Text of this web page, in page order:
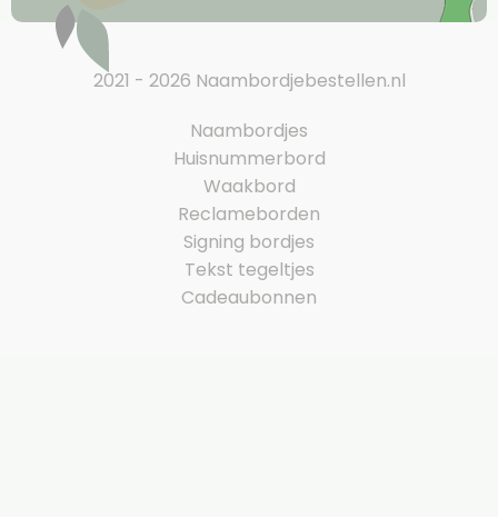
2021 - 2026 Naambordjebestellen.nl
Naambordjes
Huisnummerbord
Waakbord
Reclameborden
Signing bordjes
Tekst tegeltjes
Cadeaubonnen